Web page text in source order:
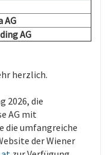
AG
AG
herzlich.
2026, die
AG mit
die umfangreiche
der Wiener